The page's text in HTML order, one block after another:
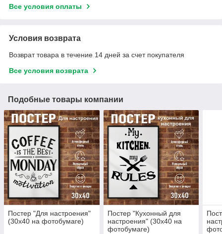
Все условия оплаты
Условия возврата
Возврат товара в течение 14 дней за счет покупателя
Все условия возврата
Подобные товары компании
Постер "Для настроения"
(30х40 на фотобумаге)
Постер "Кухонный для
настроения" (30х40 на
фотобумаге)